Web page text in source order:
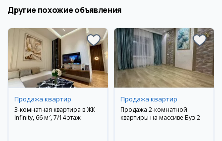
Другие похожие объявления
Продажа квартир
3-комнатная квартира в ЖК
Infinity, 66 м², 7/14 этаж
Продажа квартир
Продажа 2-комнатной
квартиры на массиве Буз-2